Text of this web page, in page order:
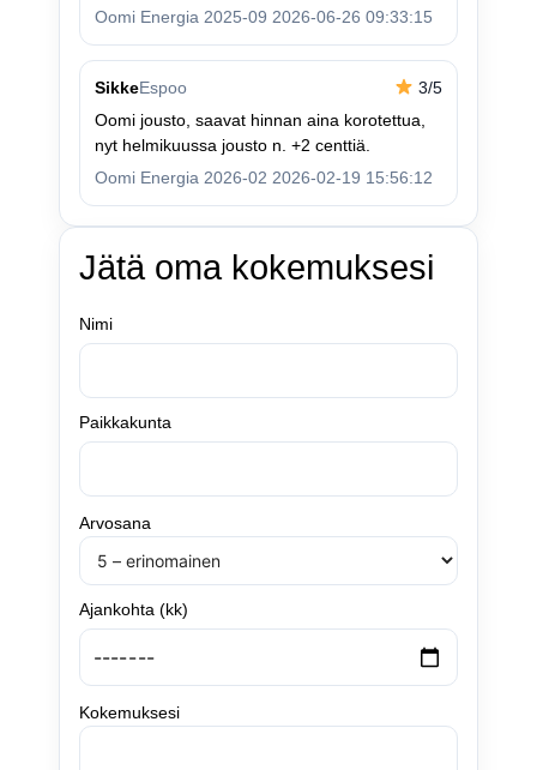
Oomi Energia 2025-09 2026-06-26 09:33:15
SikkeEspoo
3/5
Oomi jousto, saavat hinnan aina korotettua,
nyt helmikuussa jousto n. +2 centtiä.
Oomi Energia 2026-02 2026-02-19 15:56:12
Jätä oma kokemuksesi
Nimi
Paikkakunta
Arvosana
Ajankohta (kk)
Kokemuksesi